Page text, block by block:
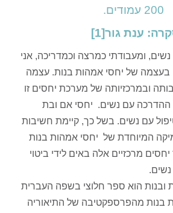
ענת גור[1]
ומעבודתי כמרצה וכמדריכה, אני
של יחסי אמהות בנות. עצמה
ובמרכזיותה של מערכת יחסים זו
ההדרכה עם נשים. יחסי אם ובת
עם נשים. בשל כך, קיימת חשיבות
המיוחדת של יחסי אמהות בנות
יחסים מרכזיים אלה באים לידי ביטוי
הוא ספר חלוצי בשפה העברית
בנות מהפרספקטיבה של התיאוריה